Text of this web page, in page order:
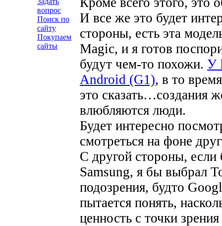
вопрос
Поиск по
сайту
Покупаем
сайты
И все же это будет
стороны, есть эта
Magic, и я готов
будут чем-то похожи. У
Android (G1), в то
это сказать…создания
влюбляются люди.
Будет интересно
смотреться на фоне
С другой стороны,
Samsung, я бы выбрал
подозрения, будто
пытается понять,
ценность с точки